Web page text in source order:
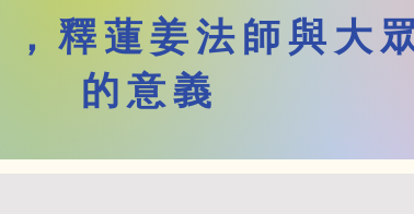
釋蓮姜法師與大
的意義